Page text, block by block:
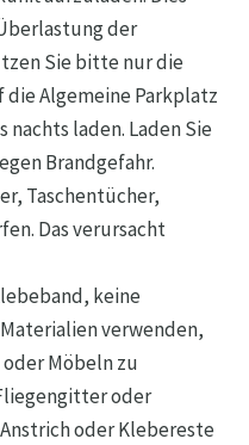
der
Sie bitte nur die
Algemeine Parkplatz
nachts laden. Laden Sie
Brandgefahr.
Taschentücher,
Das verursacht
keine
verwenden,
oder Möbeln zu
oder
oder Klebereste